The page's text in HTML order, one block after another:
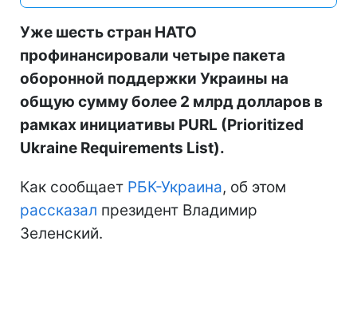
Уже шесть стран НАТО
профинансировали четыре пакета
оборонной поддержки Украины на
общую сумму более 2 млрд долларов в
рамках инициативы PURL (Prioritized
Ukraine Requirements List).
Как сообщает РБК-Украина, об этом
рассказал президент Владимир
Зеленский.